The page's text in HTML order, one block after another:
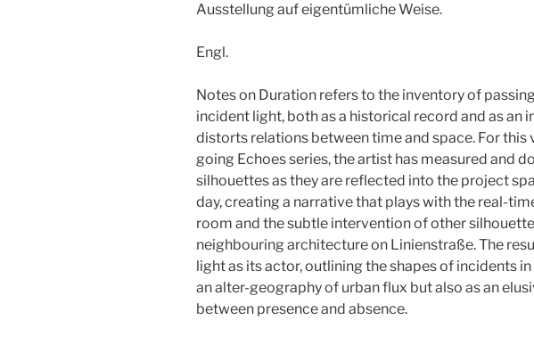
Ausstellung auf eigentümliche Weise.
Engl.
Notes on Duration refers to the inventory of
incident light, both as a historical record and as an
distorts relations ­between time and space. For this
going Echoes series, the artist has measured and
silhouettes as they are reflected into the ­project
day, creating a narrative that plays with the ­real-
room and the subtle intervention of other
neighbouring architecture on Linienstraße. The
light as its actor, outlining the shapes of incidents
an alter-geography of urban flux but also as an
between presence and absence.